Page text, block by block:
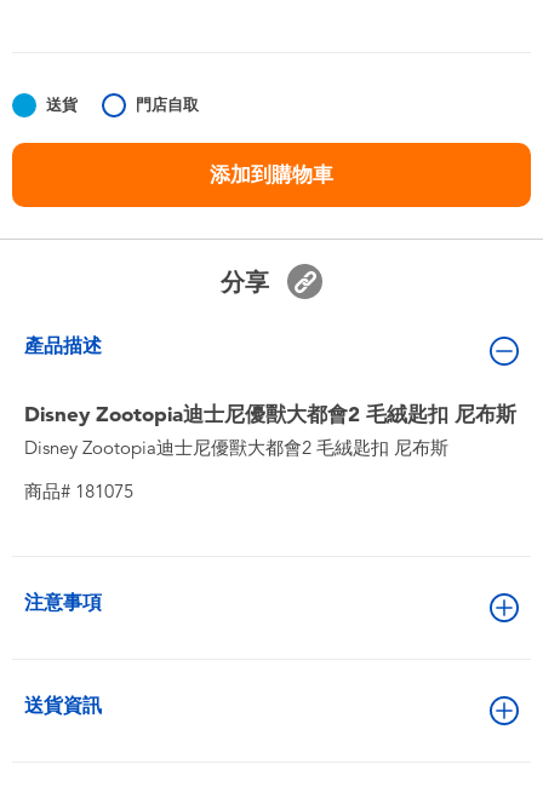
人氣角色
生活精品
送貨 門店自取
添加到購物車
分享
產品描述
Disney Zootopia迪士尼優獸大都會2 毛絨匙扣 尼布斯
Disney Zootopia迪士尼優獸大都會2 毛絨匙扣 尼布斯
商品# 181075
注意事項
送貨資訊